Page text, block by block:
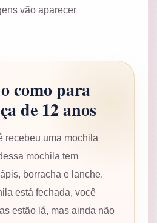
vão aparecer
como para
de 12 anos
recebeu uma mochila
mochila tem
borracha e lanche.
está fechada, você
estão lá, mas ainda não